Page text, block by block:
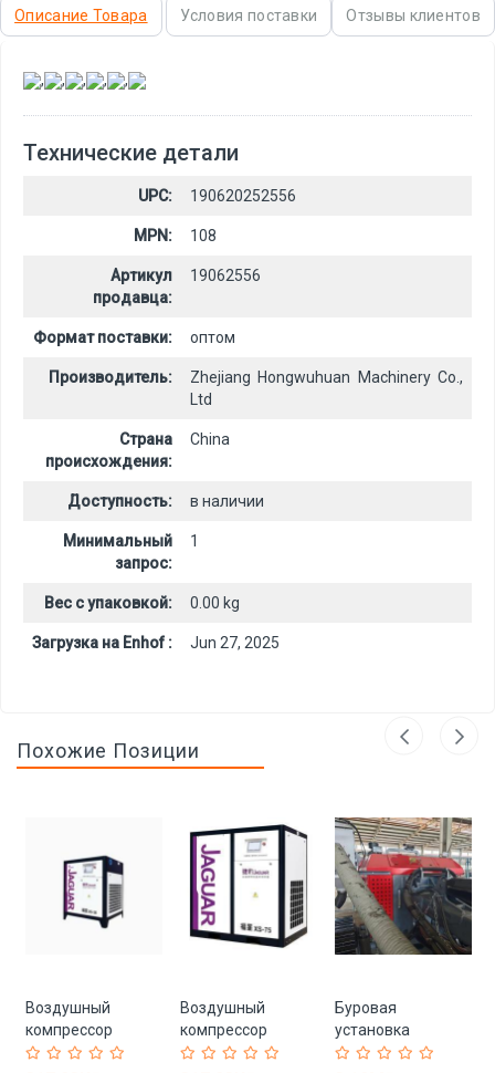
Описание Товара Условия поставки Отзывы клиентов
, , , , ,
Технические детали
UPC: 190620252556
MPN: 108
Артикул
продавца:
19062556
Формат поставки: оптом
Производитель:
Zhejiang Hongwuhuan Machinery Co.,
Ltd
Страна
происхождения:
China
Доступность: в наличии
Минимальный
запрос:
1
Вес с упаковкой: 0.00 kg
Загрузка на Enhof : Jun 27, 2025
Похожие Позиции
Воздушный
компрессор
Jaguar Screw для
Воздушный
компрессор
Jaguar 30HP Silent
Буровая
установка
гидравлическая